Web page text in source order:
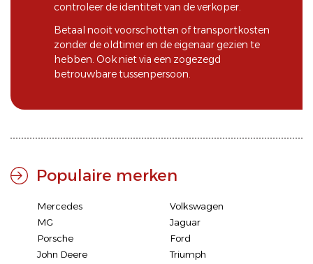
controleer de identiteit van de verkoper.
Betaal nooit voorschotten of transportkosten
zonder de oldtimer en de eigenaar gezien te
hebben. Ook niet via een zogezegd
betrouwbare tussenpersoon.
Populaire merken
Mercedes
Volkswagen
MG
Jaguar
Porsche
Ford
John Deere
Triumph